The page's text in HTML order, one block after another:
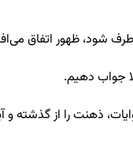
شود، ظهور اتفاق
جواب دهیم.
ذهنت را از گذشته